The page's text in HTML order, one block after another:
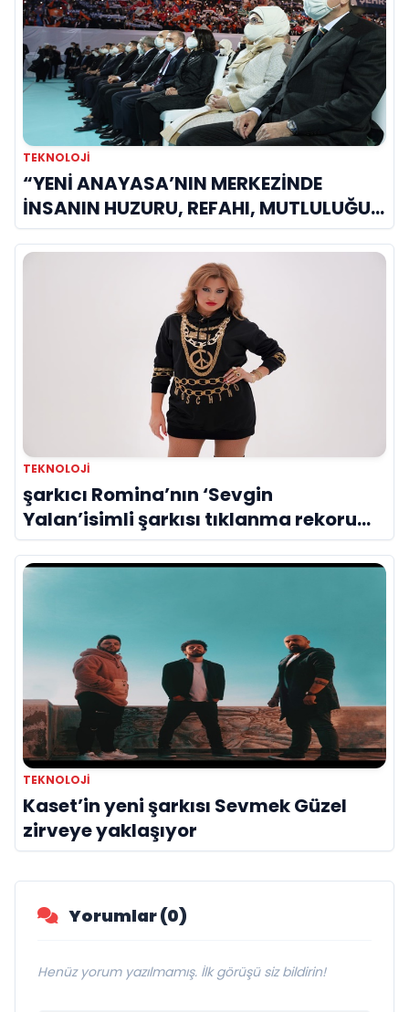
TEKNOLOJİ
“YENİ ANAYASA’NIN MERKEZİNDE
İNSANIN HUZURU, REFAHI, MUTLULUĞU
YER ALMALIDIR”
TEKNOLOJİ
şarkıcı Romina’nın ‘Sevgin
Yalan’isimli şarkısı tıklanma rekoru
kırıyor
TEKNOLOJİ
Kaset’in yeni şarkısı Sevmek Güzel
zirveye yaklaşıyor
Yorumlar (0)
Henüz yorum yazılmamış. İlk görüşü siz bildirin!